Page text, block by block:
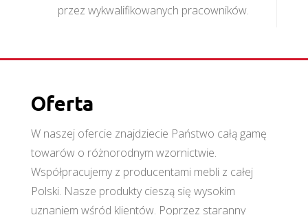
przez wykwalifikowanych pracowników.
Oferta
W naszej ofercie znajdziecie Państwo całą gamę
towarów o różnorodnym wzornictwie.
Współpracujemy z producentami mebli z całej
Polski. Nasze produkty cieszą się wysokim
uznaniem wśród klientów. Poprzez staranny